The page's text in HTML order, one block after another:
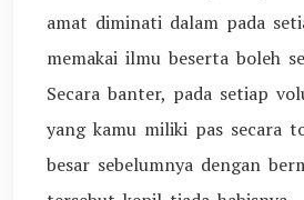
amat diminati dalam pada
memakai ilmu beserta boleh
Secara banter, pada setiap
yang kamu miliki pas secara
besar sebelumnya dengan